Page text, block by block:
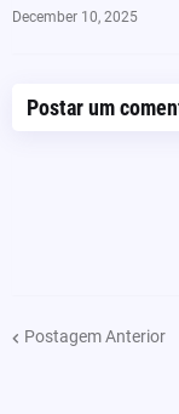
December 10, 2025
Postar um
Postagem Anterior